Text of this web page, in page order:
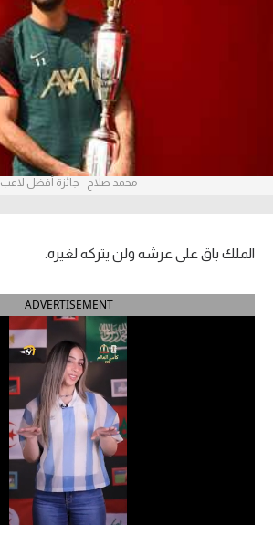
الدوري الإيطالي
الدوري السعودي للمحترفين
دوري أبطال إفريقيا
محمد صلاح - جائزة أفضل لاعب
الملك باق على عرشه ولن يتركه لغيره.
ADVERTISEMENT